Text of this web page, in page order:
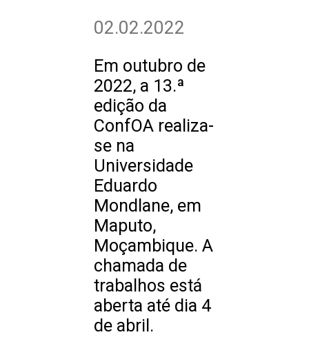
02.02.2022
Em outubro de
2022, a 13.ª
edição da
ConfOA realiza-
se na
Universidade
Eduardo
Mondlane, em
Maputo,
Moçambique. A
chamada de
trabalhos está
aberta até dia 4
de abril.